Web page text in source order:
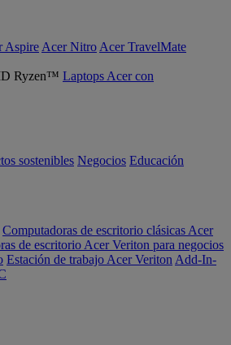
Aspire Acer Nitro Acer TravelMate
Laptops Acer con
sostenibles Negocios Educación
Computadoras de escritorio clásicas Acer
de escritorio Acer Veriton para negocios
Estación de trabajo Acer Veriton Add-In-